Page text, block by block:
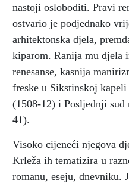
nastoji osloboditi. Pravi
ostvario je podjednako
arhitektonska djela,
kiparom. Ranija mu djela
renesanse, kasnija
freske u Sikstinskoj
(1508-12) i Posljednji sud
41).
Visoko cijeneći njegova
Krleža ih tematizira u
romanu, eseju, dnevniku.